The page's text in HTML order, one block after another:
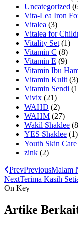
Uncategorized
Vita-Lea Iron
Vitalea (3)
Vitalea for
Vitality Set (1)
Vitamin C (8)
Vitamin E (9)
Vitamin Ibu
Vitamin Kulit (3)
Vitamin Sendi
Vivix (21)
WAHD (2)
WAHM (27)
Wakil Shaklee
YES Shaklee (1)
Youth Skin Care
zink (2)
PrevPreviousMalam
NextTerima Kasih
On Key
Artike